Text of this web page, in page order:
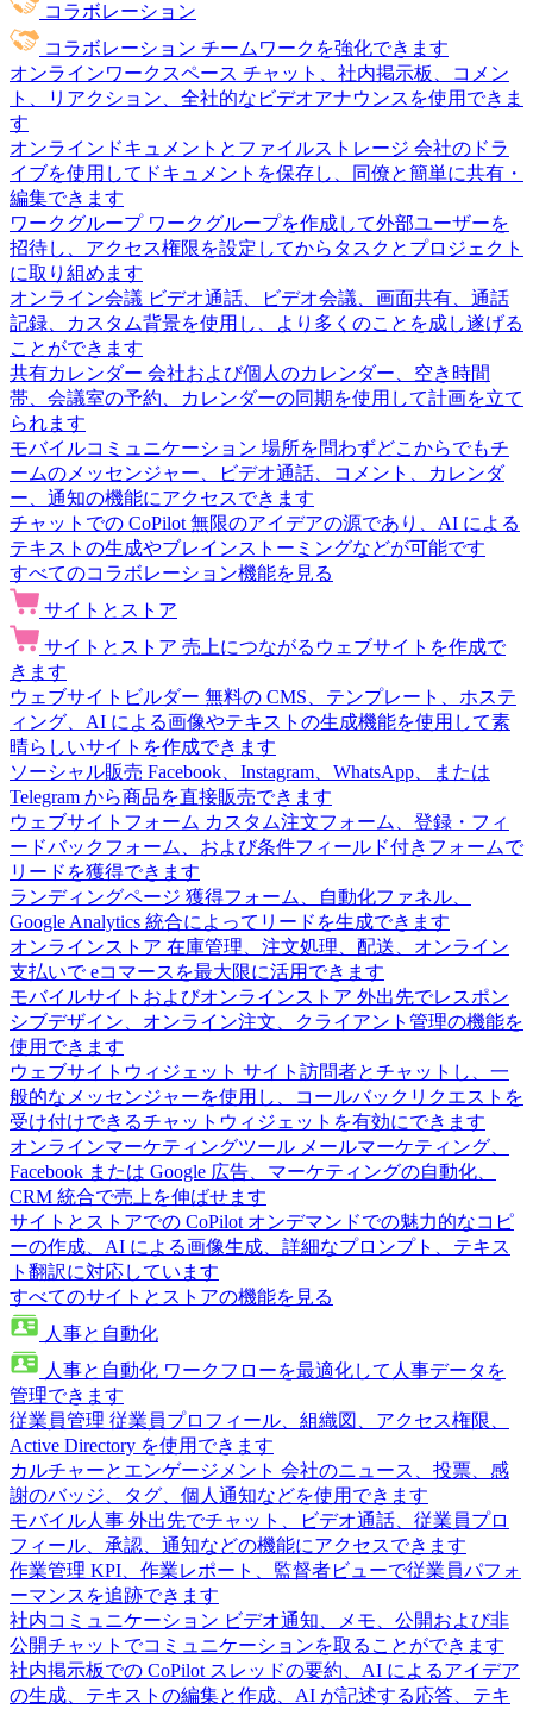
コラボレーション
コラボレーション チームワークを強化できます
オンラインワークスペース チャット、社内掲示板、コメン
ト、リアクション、全社的なビデオアナウンスを使用できま
す
オンラインドキュメントとファイルストレージ 会社のドラ
イブを使用してドキュメントを保存し、同僚と簡単に共有・
編集できます
ワークグループ ワークグループを作成して外部ユーザーを
招待し、アクセス権限を設定してからタスクとプロジェクト
に取り組めます
オンライン会議 ビデオ通話、ビデオ会議、画面共有、通話
記録、カスタム背景を使用し、より多くのことを成し遂げる
ことができます
共有カレンダー 会社および個人のカレンダー、空き時間
帯、会議室の予約、カレンダーの同期を使用して計画を立て
られます
モバイルコミュニケーション 場所を問わずどこからでもチ
ームのメッセンジャー、ビデオ通話、コメント、カレンダ
ー、通知の機能にアクセスできます
チャットでの CoPilot 無限のアイデアの源であり、AI による
テキストの生成やブレインストーミングなどが可能です
すべてのコラボレーション機能を見る
サイトとストア
サイトとストア 売上につながるウェブサイトを作成で
きます
ウェブサイトビルダー 無料の CMS、テンプレート、ホステ
ィング、AI による画像やテキストの生成機能を使用して素
晴らしいサイトを作成できます
ソーシャル販売 Facebook、Instagram、WhatsApp、または
Telegram から商品を直接販売できます
ウェブサイトフォーム カスタム注文フォーム、登録・フィ
ードバックフォーム、および条件フィールド付きフォームで
リードを獲得できます
ランディングページ 獲得フォーム、自動化ファネル、
Google Analytics 統合によってリードを生成できます
オンラインストア 在庫管理、注文処理、配送、オンライン
支払いで eコマースを最大限に活用できます
モバイルサイトおよびオンラインストア 外出先でレスポン
シブデザイン、オンライン注文、クライアント管理の機能を
使用できます
ウェブサイトウィジェット サイト訪問者とチャットし、一
般的なメッセンジャーを使用し、コールバックリクエストを
受け付けできるチャットウィジェットを有効にできます
オンラインマーケティングツール メールマーケティング、
Facebook または Google 広告、マーケティングの自動化、
CRM 統合で売上を伸ばせます
サイトとストアでの CoPilot オンデマンドでの魅力的なコピ
ーの作成、AI による画像生成、詳細なプロンプト、テキス
ト翻訳に対応しています
すべてのサイトとストアの機能を見る
人事と自動化
人事と自動化 ワークフローを最適化して人事データを
管理できます
従業員管理 従業員プロフィール、組織図、アクセス権限、
Active Directory を使用できます
カルチャーとエンゲージメント 会社のニュース、投票、感
謝のバッジ、タグ、個人通知などを使用できます
モバイル人事 外出先でチャット、ビデオ通話、従業員プロ
フィール、承認、通知などの機能にアクセスできます
作業管理 KPI、作業レポート、監督者ビューで従業員パフォ
ーマンスを追跡できます
社内コミュニケーション ビデオ通知、メモ、公開および非
公開チャットでコミュニケーションを取ることができます
社内掲示板での CoPilot スレッドの要約、AI によるアイデア
の生成、テキストの編集と作成、AI が記述する応答、テキ